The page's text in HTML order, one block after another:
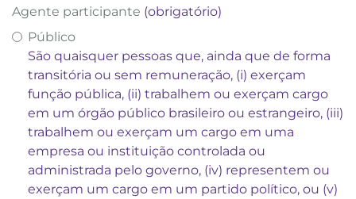
Agente participante (obrigatório)
Público
São quaisquer pessoas que, ainda que de forma
transitória ou sem remuneração, (i) exerçam
função pública, (ii) trabalhem ou exerçam cargo
em um órgão público brasileiro ou estrangeiro, (iii)
trabalhem ou exerçam um cargo em uma
empresa ou instituição controlada ou
administrada pelo governo, (iv) representem ou
exerçam um cargo em um partido político, ou (v)